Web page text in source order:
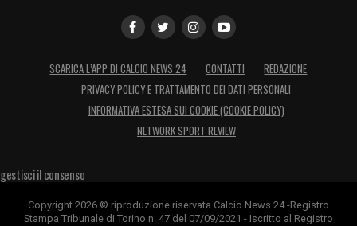
SCARICA L’APP DI CALCIO NEWS 24 CONTATTI
REDAZIONE
PRIVACY POLICY E TRATTAMENTO DEI DATI PERSONALI
INFORMATIVA ESTESA SUI COOKIE (COOKIE POLICY)
NETWORK SPORT REVIEW
gestisci il consenso
Copyright 2026 © riproduzione riservata Calcio News 24 -Registro
Stampa Tribunale di Torino n. 47 del 07/09/2021 - Iscritto al Registro